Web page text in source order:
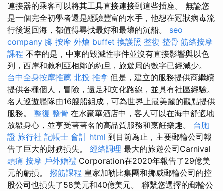
連接器的乘客可以將其工具直接連接到這些插座。 無論您
是一個完全初學者還是經驗豐富的水手，他想在冠狀病毒流
行後返回海，都值得尋找最好和最壞的沉船。 seo
company 腳 按摩 外燴 buffet 換護照 整復 整骨 筋絡按摩
課程 不幸的是，中東的毀滅性事件並沒有直接影響與以色
列，西岸和敘利亞相鄰的約旦，旅遊局的數字已經減少。
台中全身按摩推薦 北投 推拿 但是，建立的服務提供商繼續
提供各種個人，冒險，遠足和文化路線，並具有社區經驗。
名人巡遊艦隊由16艘船組成，可為世界上最美麗的觀點提供
服務。 整復 整骨 在水豪華酒店中，客人可以在海中舒適地
放鬆身心，並享受著著名的高品質服務和烹飪樂趣。 台胞
證 旅行社 記帳士 會計 html 到目前為止，主要郵輪公司報
告了巨大的財務損失。 經絡調理 最大的旅遊公司Carnival
頭痛 按摩 戶外婚禮 Corporation在2020年報告了29億美
元的虧損。 撥筋課程 皇家加勒比集團和挪威郵輪公司的控
股公司也損失了58美元和40億美元。 聯繫您選擇的郵輪公